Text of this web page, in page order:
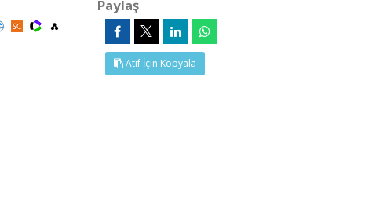
Paylaş
Atıf İçin Kopyala